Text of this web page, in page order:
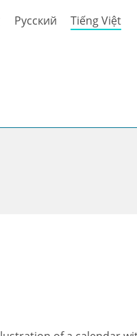
Русский Tiếng Việt